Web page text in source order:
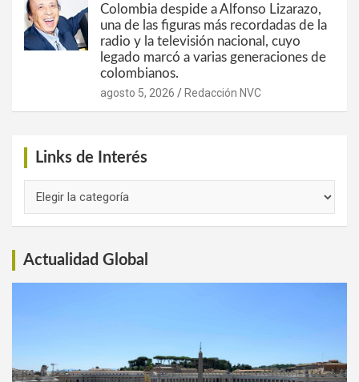
Colombia despide a Alfonso Lizarazo,
una de las figuras más recordadas de la
radio y la televisión nacional, cuyo
legado marcó a varias generaciones de
colombianos.
agosto 5, 2026 Redacción NVC
Links de Interés
Actualidad Global